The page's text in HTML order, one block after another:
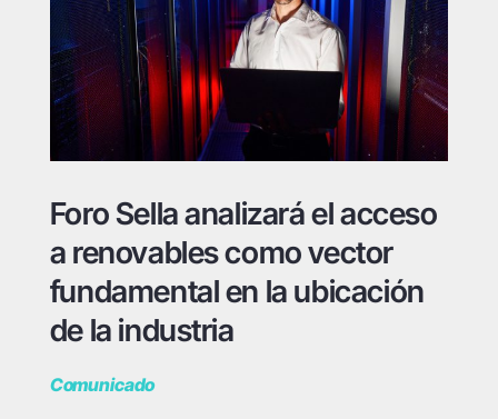
Foro Sella analizará el acceso
a renovables como vector
fundamental en la ubicación
de la industria
Comunicado